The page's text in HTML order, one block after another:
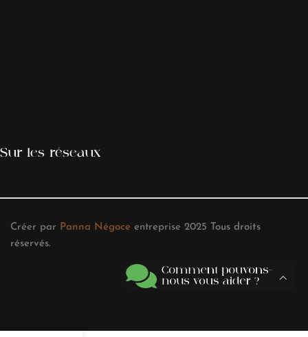
Sur les réseaux
Créer par Panna Négoce entreprise 2025 Tous droits
réservés.